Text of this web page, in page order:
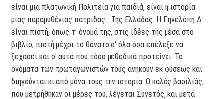
είναι μια πλατωνική Πολιτεία για παιδιά, είναι η ιστορία
μιας παραμυθένιας πατρίδας... Της Ελλάδας. Η Πηνελόπη Δ.
είναι πιστή, όπως τ' όνομά της, στις ιδέες της μέσα στο
βιβλίο, πιστή μέχρι το θάνατο σ' όλα όσα επέλεξε να
ξεχάσει και σ' αυτά που τόσο μεθοδικά προτείνει. Τα
ονόματα των πρωταγωνιστών τούς ανήκουν εκ φύσεως και
διηγούνται κι από μόνα τους την ιστορία. Ο καλός βασιλιάς,
που μετρήθηκαν οι μέρες του, λέγεται Συνετός, και μετά